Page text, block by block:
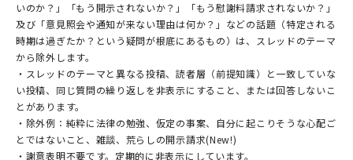
いのか？」「もう開示されないか？」「もう慰謝料請求されないか？」
及び「意見照会や通知が来ない理由は何か？」などの話題（特定される
時期は過ぎたか？という疑問が根底にあるもの）は、スレッドのテーマ
から除外します。
・スレッドのテーマと異なる投稿、読者層（前提知識）と一致していな
い投稿、同じ質問の繰り返しを非表示にすること、または回答しないこ
とがあります。
・除外例：純粋に法律の勉強、仮定の事案、自分に起こりそうな心配ご
とではないこと、雑談、荒らしの開示請求(New!)
・謝意表明不要です。定期的に非表示にしています。